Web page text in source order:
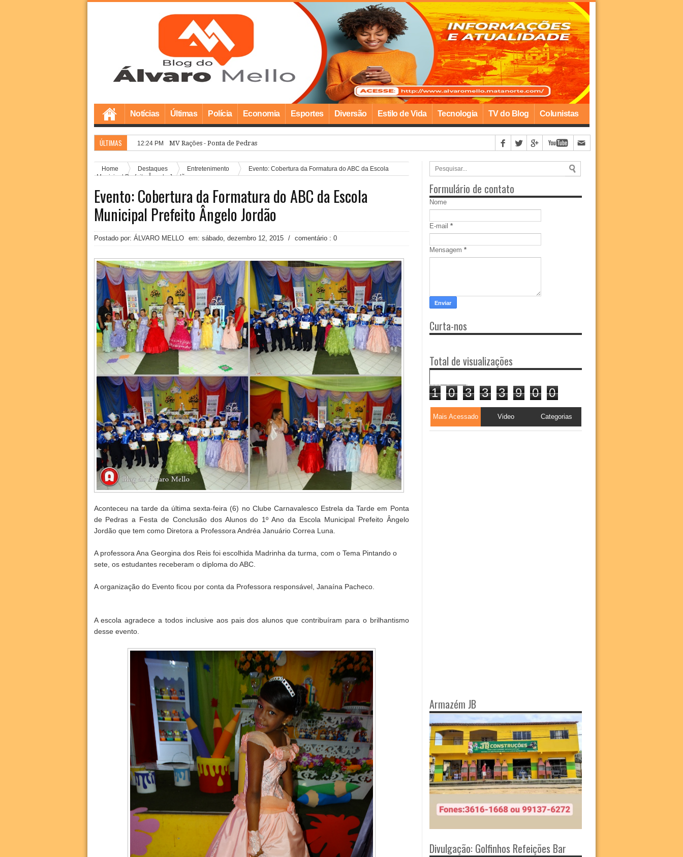
Notícias Últimas Polícia Economia Esportes Diversão Estilo de Vida Tecnologia TV do Blog Colunistas
ÚLTIMAS 12:
Home Destaques Entretenimento
Evento: Cobertura da Formatura do ABC da Escola
Municipal Prefeito Ângelo Jordão
Evento: Cobertura da Formatura do ABC da Escola
Municipal Prefeito Ângelo Jordão
Postado por: ÁLVARO MELLO em: sábado, dezembro 12, 2015 / comentário : 0
Aconteceu na tarde da última sexta-feira (6) no Clube Carnavalesco Estrela da Tarde em Ponta
de Pedras a Festa de Conclusão dos Alunos do 1º Ano da Escola Municipal Prefeito Ângelo
Jordão que tem como Diretora a Professora Andréa Januário Correa Luna.
A professora Ana Georgina dos Reis foi escolhida Madrinha da turma, com o Tema Pintando o
sete, os estudantes receberam o diploma do ABC.
A organização do Evento ficou por conta da Professora responsável, Janaína Pacheco.
A escola agradece a todos inclusive aos pais dos alunos que contribuíram para o brilhantismo
desse evento.
Formulário de contato
Nome
E-mail *
Mensagem *
Curta-nos
Total de visualizações
1 0 3 3 3 9 0 0
Mais Acessado Video Categorias
Armazém JB
Divulgação: Golfinhos Refeições Bar